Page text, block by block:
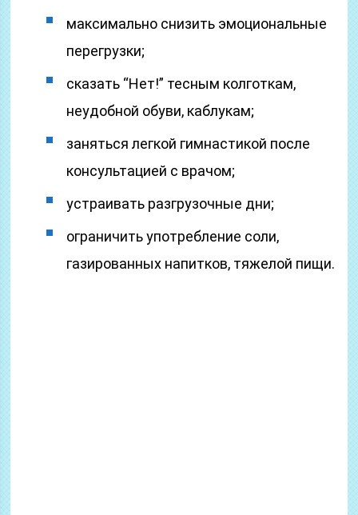
максимально снизить эмоциональные
перегрузки;
сказать “Нет!” тесным колготкам,
неудобной обуви, каблукам;
заняться легкой гимнастикой после
консультацией с врачом;
устраивать разгрузочные дни;
ограничить употребление соли,
газированных напитков, тяжелой пищи.